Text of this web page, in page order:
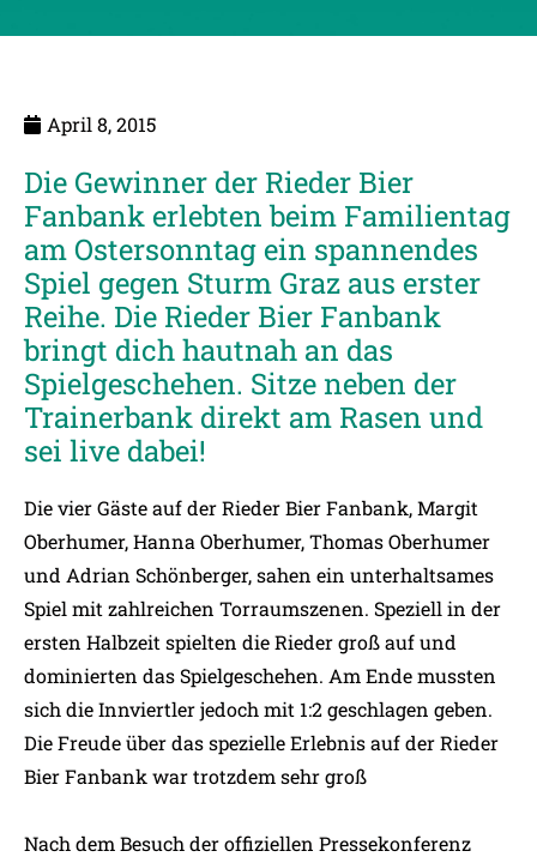
April 8, 2015
Die Gewinner der Rieder Bier
Fanbank erlebten beim Familientag
am Ostersonntag ein spannendes
Spiel gegen Sturm Graz aus erster
Reihe. Die Rieder Bier Fanbank
bringt dich hautnah an das
Spielgeschehen. Sitze neben der
Trainerbank direkt am Rasen und
sei live dabei!
Die vier Gäste auf der Rieder Bier Fanbank, Margit
Oberhumer, Hanna Oberhumer, Thomas Oberhumer
und Adrian Schönberger, sahen ein unterhaltsames
Spiel mit zahlreichen Torraumszenen. Speziell in der
ersten Halbzeit spielten die Rieder groß auf und
dominierten das Spielgeschehen. Am Ende mussten
sich die Innviertler jedoch mit 1:2 geschlagen geben.
Die Freude über das spezielle Erlebnis auf der Rieder
Bier Fanbank war trotzdem sehr groß
Nach dem Besuch der offiziellen Pressekonferenz